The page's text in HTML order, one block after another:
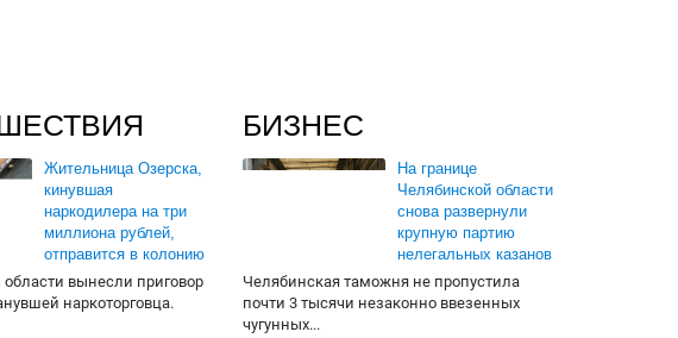
Жительница Озерска,
кинувшая
наркодилера на три
миллиона рублей,
отправится в колонию
вынесли приговор
наркоторговца.
БИЗНЕС
На границе
Челябинской области
снова развернули
крупную партию
нелегальных казанов
Челябинская таможня не пропустила
почти 3 тысячи незаконно ввезенных
чугунных...